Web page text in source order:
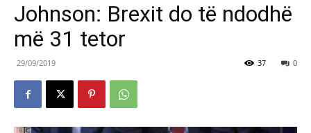
Johnson: Brexit do të ndodhë
më 31 tetor
29/09/2019 0
37